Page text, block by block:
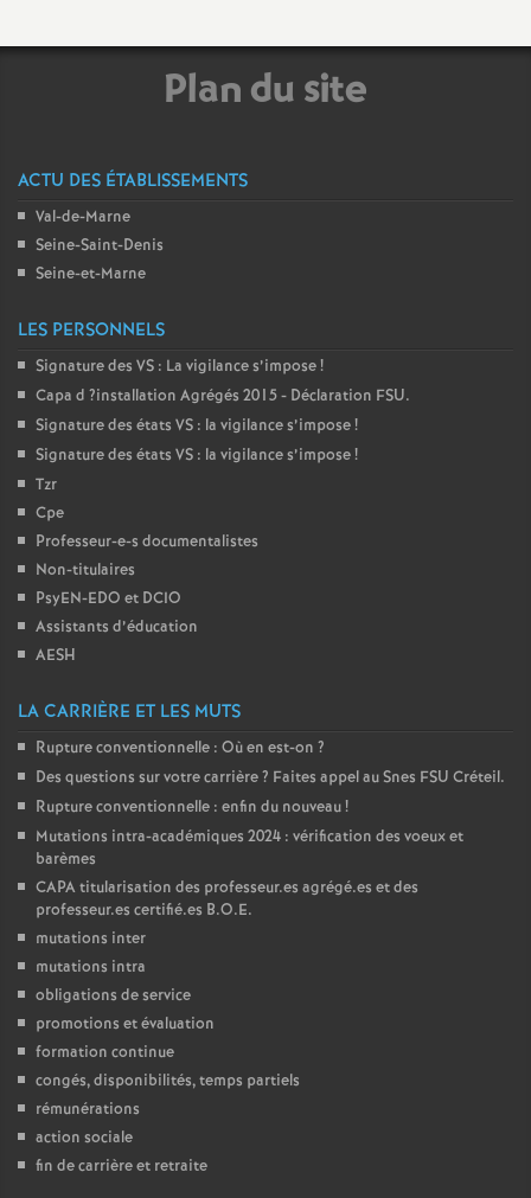
Plan du site
ACTU DES ÉTABLISSEMENTS
Val-de-Marne
Seine-Saint-Denis
Seine-et-Marne
LES PERSONNELS
Signature des VS : La vigilance s’impose!
Capa d ?installation Agrégés 2015 - Déclaration FSU.
Signature des états VS : la vigilance s’impose!
Signature des états VS : la vigilance s’impose!
Tzr
Cpe
Professeur-e-s documentalistes
Non-titulaires
PsyEN-EDO et DCIO
Assistants d’éducation
AESH
LA CARRIÈRE ET LES MUTS
Rupture conventionnelle : Où en est-on ?
Des questions sur votre carrière? Faites appel au Snes FSU Créteil.
Rupture conventionnelle : enfin du nouveau!
Mutations intra-académiques 2024 : vérification des voeux et
barèmes
CAPAtitularisation des professeur.es agrégé.es et des
professeur.es certifié.es B.O.E.
mutations inter
mutations intra
obligations de service
promotions et évaluation
formation continue
congés, disponibilités, temps partiels
rémunérations
action sociale
fin de carrière et retraite